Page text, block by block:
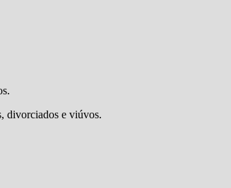
divorciados e viúvos.